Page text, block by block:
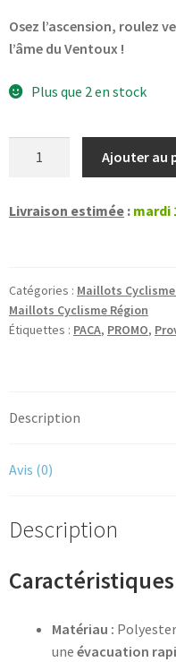
Osez l’ascension, roulez
l’âme du Ventoux !
Plus que 2 en stock
2XL]
Mont
Ventoux
Sommets
Ajouter au
Livraison estimée : mardi
Catégories : Maillots Cyclisme
Maillots Cyclisme Région
Étiquettes : PACA, PROMO,
Description
Avis (0)
Description
Matériau :
une évacuation